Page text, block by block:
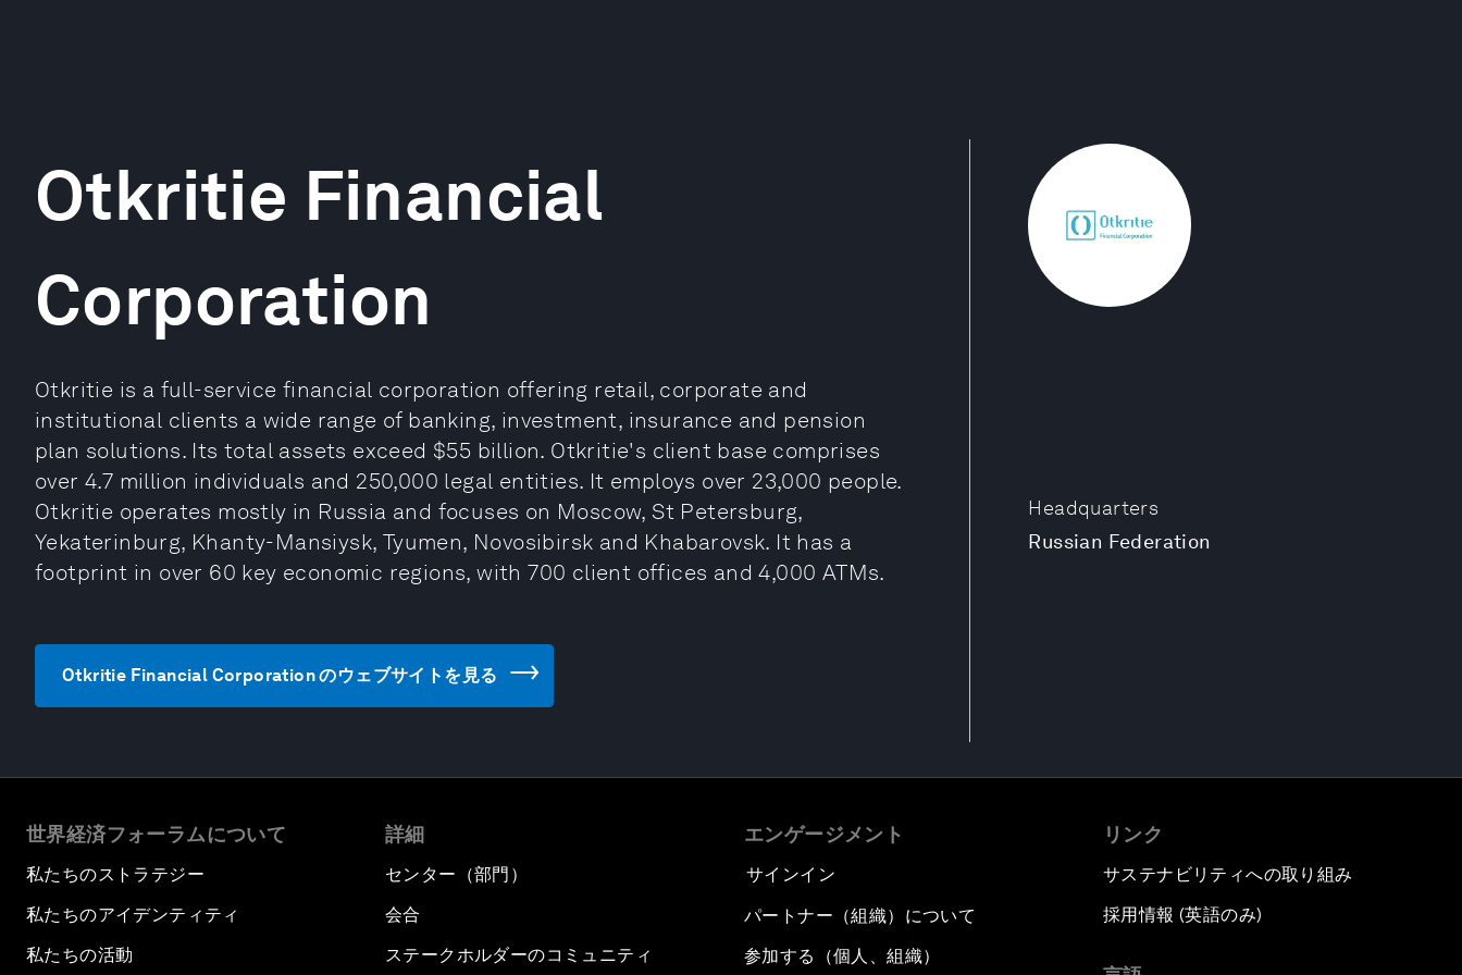
Headquarters
Russian Federation
Otkritie Financial
Corporation
Otkritie is a full-service financial corporation offering retail, corporate and
institutional clients a wide range of banking, investment, insurance and pension
plan solutions. Its total assets exceed $55 billion. Otkritie's client base comprises
over 4.7 million individuals and 250,000 legal entities. It employs over 23,000 people.
Otkritie operates mostly in Russia and focuses on Moscow, St Petersburg,
Yekaterinburg, Khanty-Mansiysk, Tyumen, Novosibirsk and Khabarovsk. It has a
footprint in over 60 key economic regions, with 700 client offices and 4,000 ATMs.
Otkritie Financial Corporation のウェブサイトを見る
世界経済フォーラムについて
私たちのストラテジー
私たちのアイデンティティ
私たちの活動
詳細
センター（部門）
会合
ステークホルダーのコミュニティ
エンゲージメント
サインイン
パートナー（組織）について
参加する（個人、組織）
リンク
サステナビリティへの取り組み
採用情報 (英語のみ)